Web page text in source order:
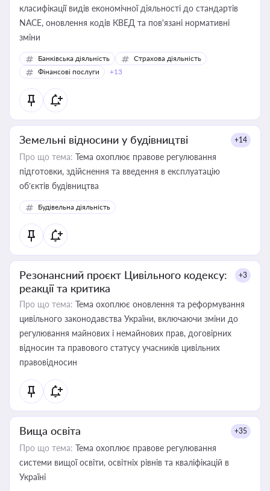
класифікації видів економічної діяльності до стандартів
NACE, оновлення кодів КВЕД та пов'язані нормативні
зміни
Банківська діяльність
Страхова діяльність
Фінансові послуги
+13
Земельні відносини у будівництві +14
Про що тема: Тема охоплює правове регулювання
підготовки, здійснення та введення в експлуатацію
об’єктів будівництва
Будівельна діяльність
Резонансний проєкт Цивільного кодексу:
реакції та критика
+3
Про що тема: Тема охоплює оновлення та реформування
цивільного законодавства України, включаючи зміни до
регулювання майнових і немайнових прав, договірних
відносин та правового статусу учасників цивільних
правовідносин
Вища освіта +35
Про що тема: Тема охоплює правове регулювання
системи вищої освіти, освітніх рівнів та кваліфікацій в
Україні